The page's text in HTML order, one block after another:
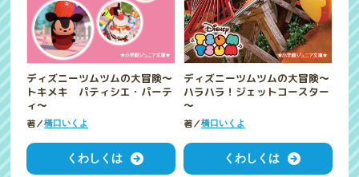
ディズニーツムツムの大冒険～
トキメキ パティシエ・パーテ
ィ～
著／橋口いくよ
くわしくは
ディズニーツムツムの大冒険～
ハラハラ！ジェットコースター
～
著／橋口いくよ
くわしくは